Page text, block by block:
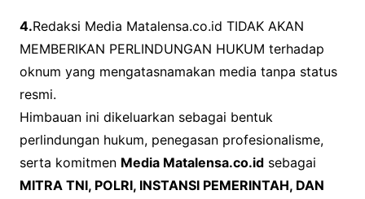
4.Redaksi Media Matalensa.co.id TIDAK AKAN
MEMBERIKAN PERLINDUNGAN HUKUM terhadap
oknum yang mengatasnamakan media tanpa status
resmi.
Himbauan ini dikeluarkan sebagai bentuk
perlindungan hukum, penegasan profesionalisme,
serta komitmen Media Matalensa.co.idsebagai
MITRA TNI, POLRI, INSTANSI PEMERINTAH, DAN